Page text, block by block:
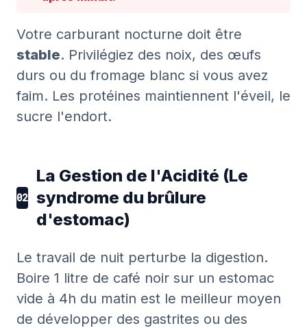
Votre carburant nocturne doit être
stable. Privilégiez des noix, des œufs
durs ou du fromage blanc si vous avez
faim. Les protéines maintiennent l'éveil, le
sucre l'endort.
02
La Gestion de l'Acidité (Le
syndrome du brûlure
d'estomac)
Le travail de nuit perturbe la digestion.
Boire 1 litre de café noir sur un estomac
vide à 4h du matin est le meilleur moyen
de développer des gastrites ou des